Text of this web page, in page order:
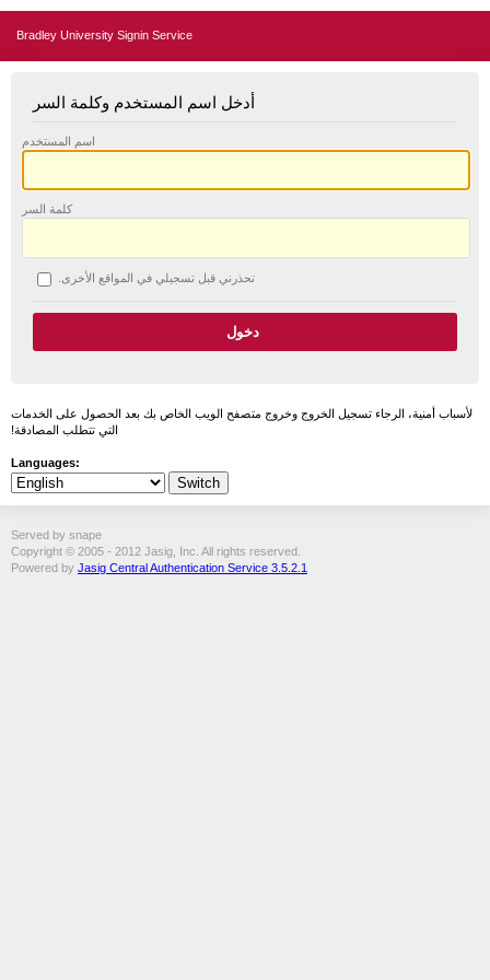
Bradley University Signin Service
أدخل اسم المستخدم وكلمة السر
اسم المستخدم
كلمة السر
تحذرني قبل تسجيلي في المواقع الأخرى.
لأسباب أمنية، الرجاء تسجيل الخروج وخروج متصفح الويب الخاص بك بعد الحصول على الخدمات
التي تتطلب المصادقة!
Languages:
Served by snape
Copyright © 2005 - 2012 Jasig, Inc. All rights reserved.
Powered by Jasig Central Authentication Service 3.5.2.1